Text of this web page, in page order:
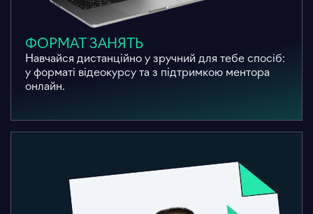
ФОРМАТ ЗАНЯТЬ
Навчайся дистанційно у зручний для тебе спосіб:
у форматі відеокурсу та з підтримкою ментора
онлайн.